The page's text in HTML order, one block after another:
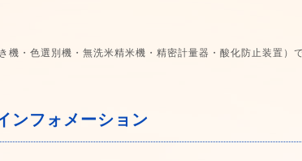
機・色選別機・無洗米精米機・精密計量器・酸化防止装置）
ンフォメーション